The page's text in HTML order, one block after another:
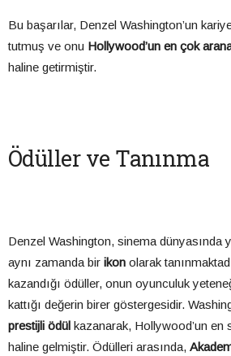
Bu başarılar, Denzel Washington’un
tutmuş ve onu Hollywood’un en çok
haline getirmiştir.
Ödüller ve Tanınma
Denzel Washington, sinema dünyasında
aynı zamanda bir ikon olarak
kazandığı ödüller, onun oyunculuk
kattığı değerin birer göstergesidir.
prestijli ödül kazanarak, Hollywood’un en
haline gelmiştir. Ödülleri arasında,